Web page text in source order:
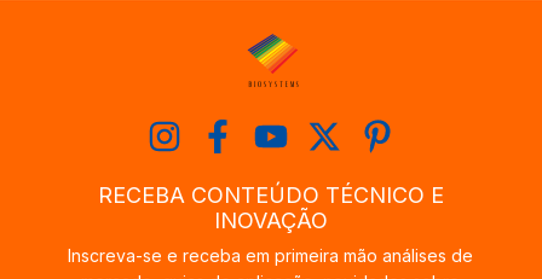
RECEBA CONTEÚDO TÉCNICO E
INOVAÇÃO
Inscreva-se e receba em primeira mão análises de